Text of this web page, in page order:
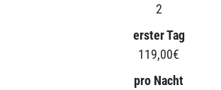
2
erster Tag
119,00€
pro Nacht